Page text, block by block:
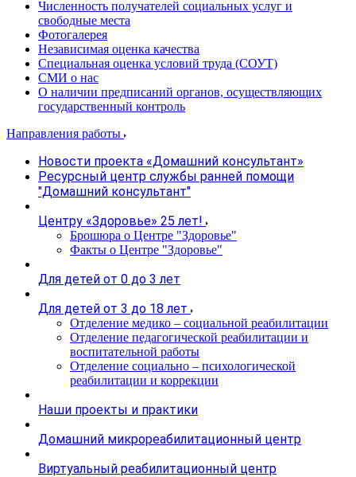
Численность получателей социальных услуг и
свободные места
Фотогалерея
Независимая оценка качества
Специальная оценка условий труда (СОУТ)
СМИ о нас
О наличии предписаний органов, осуществляющих
государственный контроль
Направления работы
Новости проекта «Домашний консультант»
Ресурсный центр службы ранней помощи
"Домашний консультант"
Центру «Здоровье» 25 лет!
Брошюра о Центре "Здоровье"
Факты о Центре "Здоровье"
Для детей от 0 до 3 лет
Для детей от 3 до 18 лет
Отделение медико – социальной реабилитации
Отделение педагогической реабилитации и
воспитательной работы
Отделение социально – психологической
реабилитации и коррекции
Наши проекты и практики
Домашний микрореабилитационный центр
Виртуальный реабилитационный центр